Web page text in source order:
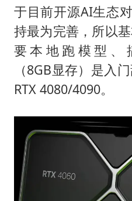
于目前开源AI生态
持最为完善，所以
要本地跑模型、
（8GB显存）是入
RTX 4080/4090。